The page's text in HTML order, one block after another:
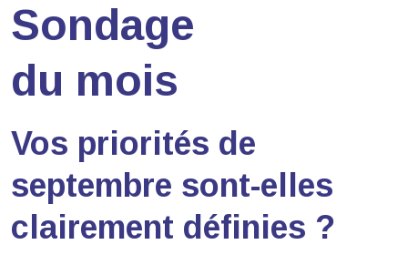
Sondage
du mois
Vos priorités de
septembre sont-elles
clairement définies ?